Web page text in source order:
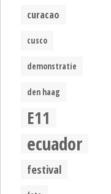
curacao
cusco
demonstratie
den haag
E11
ecuador
festival